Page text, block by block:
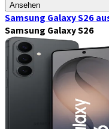
Ansehen
Samsung Galaxy S26
Samsung Galaxy S26